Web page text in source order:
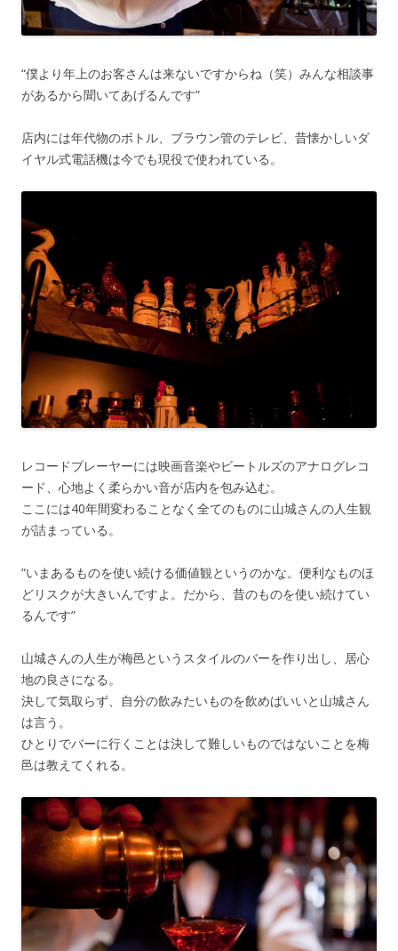
“僕より年上のお客さんは来ないですからね（笑）みんな相談事
があるから聞いてあげるんです”
店内には年代物のボトル、ブラウン管のテレビ、昔懐かしいダ
イヤル式電話機は今でも現役で使われている。
レコードプレーヤーには映画音楽やビートルズのアナログレコ
ード、心地よく柔らかい音が店内を包み込む。
ここには40年間変わることなく全てのものに山城さんの人生観
が詰まっている。
“いまあるものを使い続ける価値観というのかな。便利なものほ
どリスクが大きいんですよ。だから、昔のものを使い続けてい
るんです”
山城さんの人生が梅邑というスタイルのバーを作り出し、居心
地の良さになる。
決して気取らず、自分の飲みたいものを飲めばいいと山城さん
は言う。
ひとりでバーに行くことは決して難しいものではないことを梅
邑は教えてくれる。